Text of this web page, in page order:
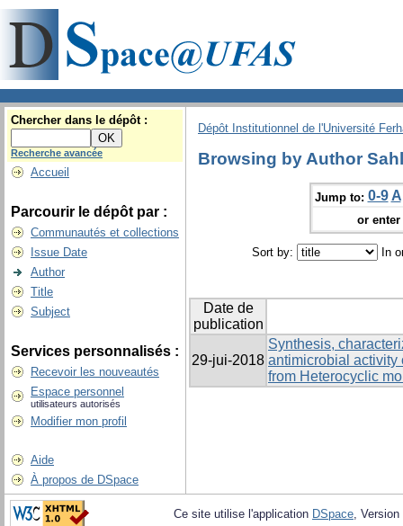
Chercher dans le dépôt :
Recherche avancée
Accueil
Parcourir le dépôt par :
Communautés et collections
Issue Date
Author
Title
Subject
Services personnalisés :
Recevoir les nouveautés
Espace personnel
utilisateurs autorisés
Modifier mon profil
Aide
À propos de DSpace
Dépôt Institutionnel de l'Université
Browsing by Author
Jump to: 0-9 A
or
Sort by: In
Date de
publication
29-jui-2018
Synthesis,
antimicrobial activity
from Heterocyclic
Ce site utilise l'application DSpace,